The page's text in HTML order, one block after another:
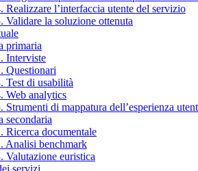
Realizzare l’interfaccia utente del servizio
Validare la soluzione ottenuta
primaria
Interviste
Questionari
Test di usabilità
Web analytics
Strumenti di mappatura dell’esperienza
secondaria
Ricerca documentale
Analisi benchmark
Valutazione euristica
servizi